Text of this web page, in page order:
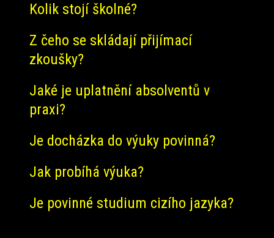
Kolik stojí školné?
Z čeho se skládají přijímací
zkoušky?
Jaké je uplatnění absolventů v
praxi?
Je docházka do výuky povinná?
Jak probíhá výuka?
Je povinné studium cizího jazyka?